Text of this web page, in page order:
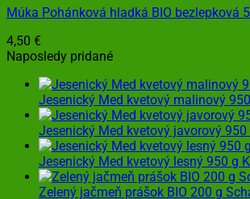
Múka Pohánková hladká BIO bezlepková
4,50 €
Naposledy pridané
Jesenický Med kvetový malinový
Jesenický Med kvetový javorový
Jesenický Med kvetový lesný 950 g
Zelený jačmeň prášok BIO 200 g